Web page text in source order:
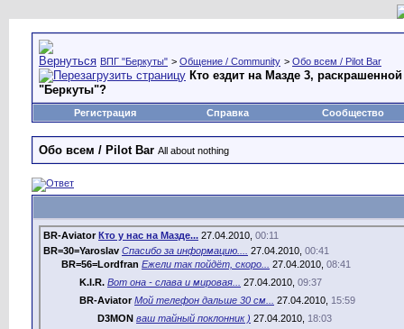
ВПГ "Беркуты" > Общение / Community > Обо всем / Pilot Bar
Кто ездит на Мазде 3,
"Беркуты"?
Регистрация Справка Сообщество
Обо всем / Pilot Bar All about nothing
BR-Aviator Кто у нас на Мазде... 27.04.2010, 00:11
BR=30=Yaroslav Спасибо за информацию.... 27.04.2010, 00:41
BR=56=Lordfran Ежели так пойдёт, скоро... 27.04.2010, 08:41
K.I.R. Вот она - слава и мировая... 27.04.2010, 09:37
BR-Aviator Мой телефон дальше 30 см... 27.04.2010, 15:59
D3MON ваш тайный поклонник ) 27.04.2010, 18:03